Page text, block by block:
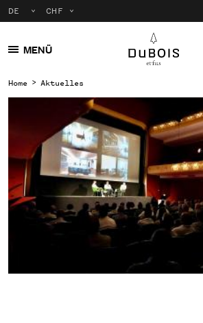
MENÜ
Home Aktuelles